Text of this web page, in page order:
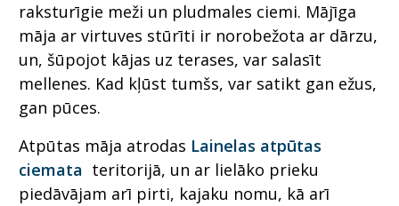
raksturīgie meži un pludmales ciemi. Mājīga
māja ar virtuves stūrīti ir norobežota ar dārzu,
un, šūpojot kājas uz terases, var salasīt
mellenes. Kad kļūst tumšs, var satikt gan ežus,
gan pūces.
Atpūtas māja atrodas Lainelas atpūtas
ciemata teritorijā, un ar lielāko prieku
piedāvājam arī pirti, kajaku nomu, kā arī